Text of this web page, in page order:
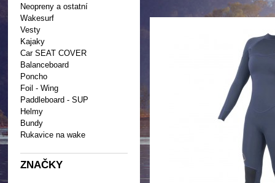
Neopreny a ostatní
Wakesurf
Vesty
Kajaky
Car SEAT COVER
Balanceboard
Poncho
Foil - Wing
Paddleboard - SUP
Helmy
Bundy
Rukavice na wake
ZNAČKY